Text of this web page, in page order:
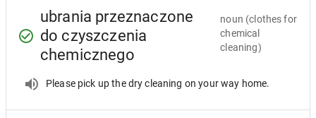
ubrania przeznaczone
do czyszczenia
chemicznego
noun (clothes for
chemical
cleaning)
Please pick up the dry cleaning on your way home.